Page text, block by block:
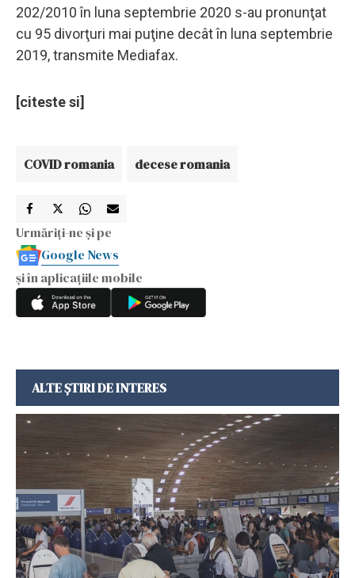
202/2010 în luna septembrie 2020 s-au pronunţat
cu 95 divorţuri mai puţine decât în luna septembrie
2019, transmite Mediafax.
[citeste si]
COVID romania decese romania
Urmăriți-ne și pe
Google News
și în aplicațiile mobile
ALTE ȘTIRI DE INTERES